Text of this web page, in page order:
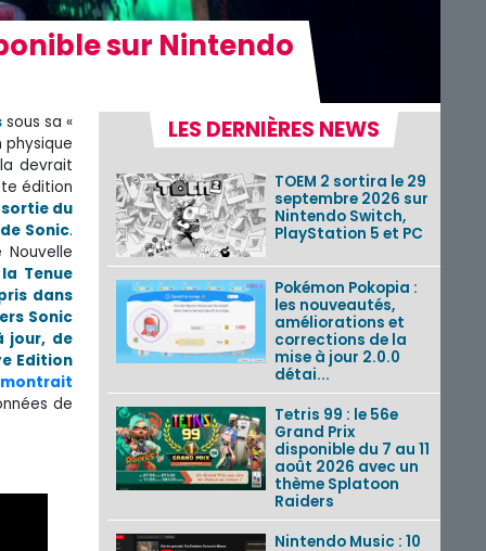
sur Nintendo
sous sa «
physique
devrait
édition
du
Sonic.
Tenue
dans
Sonic
jour, de
Edition
montrait
de
LES DERNIÈRES NEWS
TOEM 2 sortira le 29
septembre 2026 sur
Nintendo Switch,
PlayStation 5 et PC
Pokémon Pokopia :
les nouveautés,
améliorations et
corrections de la
mise à jour 2.0.0
détai...
Tetris 99 : le 56e
Grand Prix
disponible du 7 au 11
août 2026 avec un
thème Splatoon
Raiders
Nintendo Music : 10